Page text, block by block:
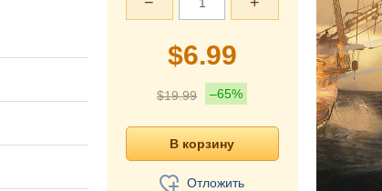
$6.99
$19.99 –65%
Отложить